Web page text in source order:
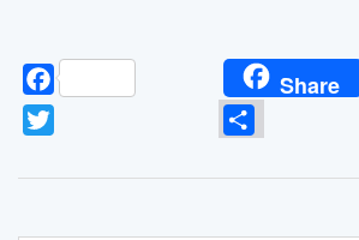
Facebook Share